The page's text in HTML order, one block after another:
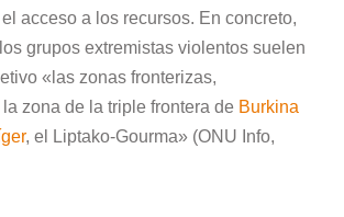
acceso a los recursos. En concreto,
grupos extremistas violentos suelen
«las zonas fronterizas,
zona de la triple frontera de Burkina
, el Liptako-Gourma» (ONU Info,